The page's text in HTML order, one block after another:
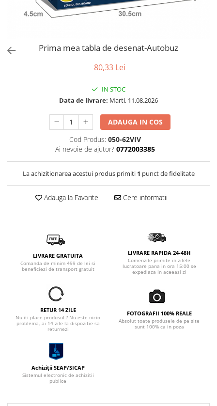
Tablite, Litere si Cifre
Prima mea tabla de desenat-Autobuz
80,33 Lei
IN STOC
Data de livrare: Marti, 11.08.2026
ADAUGA IN COS
Cod Produs: 050-62VIV
Ai nevoie de ajutor? 0772003385
La achizitionarea acestui produs primiti 1 punct de fidelitate
Adauga la Favorite Cere informatii
LIVRARE GRATUITA
Comanda de minim 499 de lei si
beneficiezi de transport gratuit
LIVRARE RAPIDA 24-48H
Comenzile primite in zilele
lucratoare pana in ora 15:00 se
expediaza in aceeasi zi
RETUR 14 ZILE
Nu iti place produsul ? Nu este nicio
problema, ai 14 zile la dispozitie sa
returnezi
FOTOGRAFII 100% REALE
Absolut toate produsele de pe site
sunt 100% ca in poza
Achiziții SEAP/SICAP
Sistemul electronic de achizitii
publice